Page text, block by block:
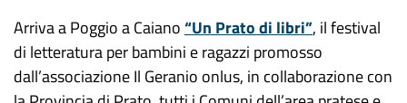
Arriva a Poggio a Caiano“Un Prato di libri”, il festival
di letteratura per bambini e ragazzi promosso
dall’associazione Il Geranio onlus, in collaborazione con